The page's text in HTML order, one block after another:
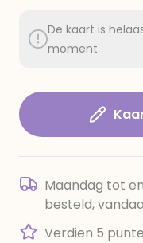
De kaart is
moment
Maandag tot
besteld,
Verdien 5